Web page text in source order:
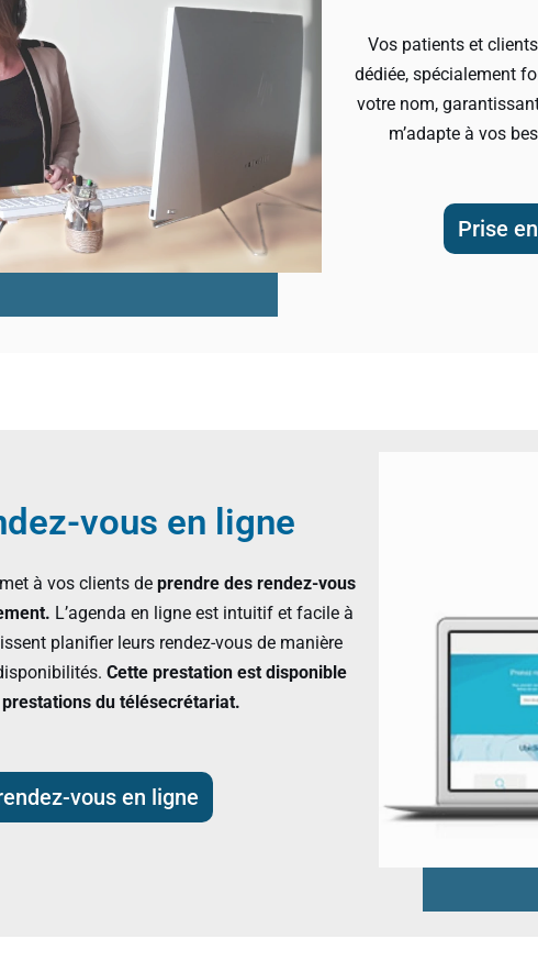
Vos patients et
dédiée, spécialement
votre nom,
m’adapte à vos
Prise
vous en ligne
à vos clients deprendre des rendez-vous
L’agenda en ligne est intuitif et facile à
planifier leurs rendez-vous de manière
Cette prestation est disponible
du télésecrétariat.
vous en ligne